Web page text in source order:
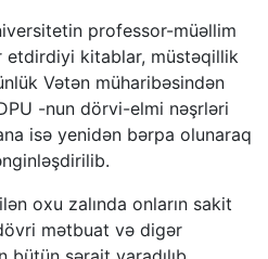
professor-müəllim
etdirdiyi kitablar, müstəqillik
Vətən müharibəsindən
-nun dörvi-elmi nəşrləri
isə yenidən bərpa olunaraq
oxu zalında onların sakit
mətbuat və digər